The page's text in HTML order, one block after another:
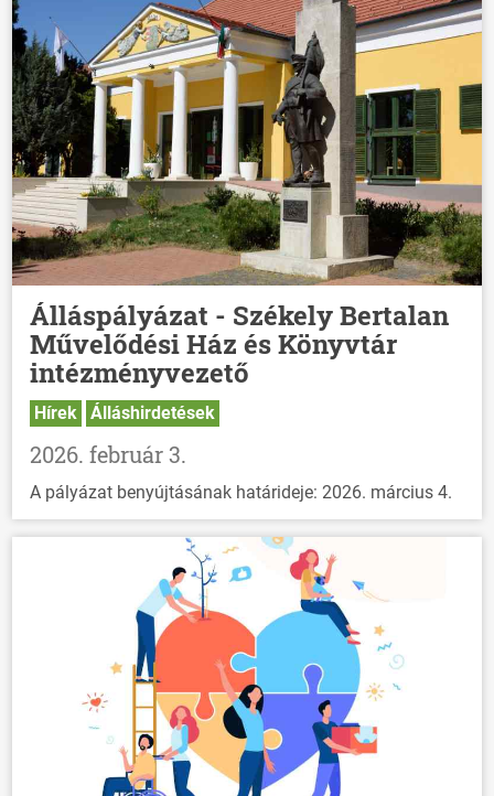
Álláspályázat - Székely Bertalan
Művelődési Ház és Könyvtár
intézményvezető
Hírek Álláshirdetések
2026. február 3.
A pályázat benyújtásának határideje: 2026. március 4.